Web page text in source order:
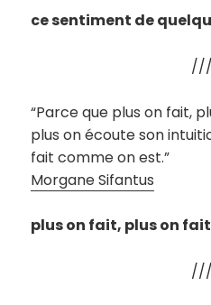
ce sentiment de
///
“Parce que plus on fait,
plus on écoute son
fait comme on est.”
Morgane Sifantus
plus on fait, plus on
///